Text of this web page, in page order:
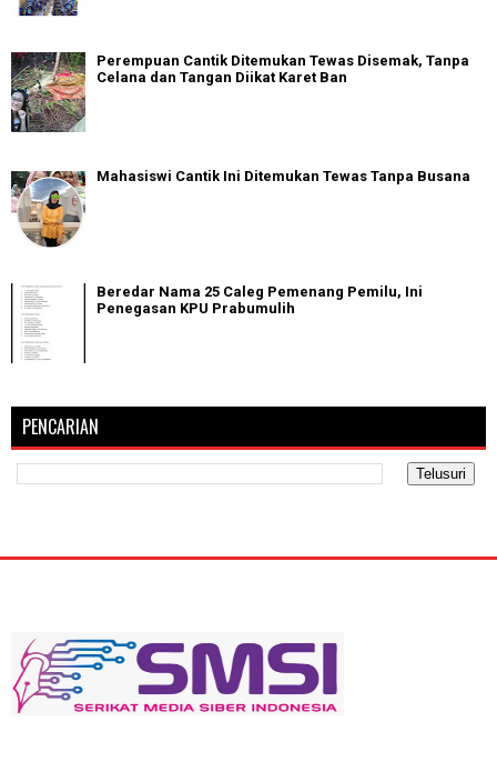
Perempuan Cantik Ditemukan Tewas Disemak, Tanpa
Celana dan Tangan Diikat Karet Ban
Mahasiswi Cantik Ini Ditemukan Tewas Tanpa Busana
Beredar Nama 25 Caleg Pemenang Pemilu, Ini
Penegasan KPU Prabumulih
PENCARIAN